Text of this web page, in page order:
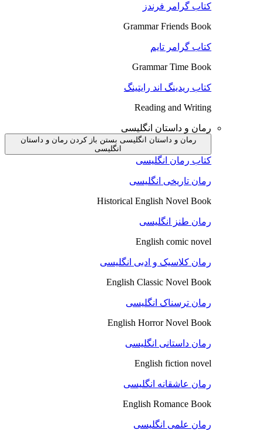
کتاب گرامر فرندز
Grammar Friends Book
کتاب گرامر تایم
Grammar Time Book
کتاب ریدینگ اند رایتینگ
Reading and Writing
رمان و داستان انگلیسی
رمان و داستان انگلیسی بستن باز کردن رمان و داستان
انگلیسی
کتاب رمان انگلیسی
رمان تاریخی انگلیسی
Historical English Novel Book
رمان طنز انگلیسی
English comic novel
رمان کلاسیک و ادبی انگلیسی
English Classic Novel Book
رمان ترسناک انگلیسی
English Horror Novel Book
رمان داستانی انگلیسی
English fiction novel
رمان عاشقانه انگلیسی
English Romance Book
رمان علمی انگلیسی